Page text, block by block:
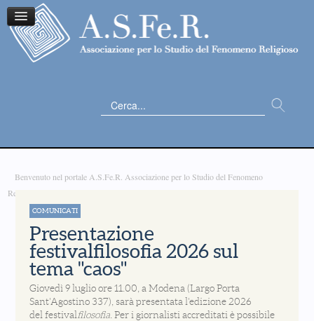
Cerca...
Benvenuto nel portale A.S.Fe.R. Associazione per lo Studio del Fenomeno
Religioso
COMUNICATI
Presentazione
festivalfilosofia 2026 sul
tema "caos"
Giovedì 9 luglio ore 11.00, a Modena (Largo Porta
Sant'Agostino 337), sarà presentata l'edizione 2026
del festival filosofia. Per i giornalisti accreditati è possibile